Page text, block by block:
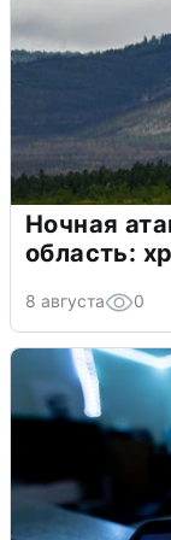
Ночная
область:
8 августа 0